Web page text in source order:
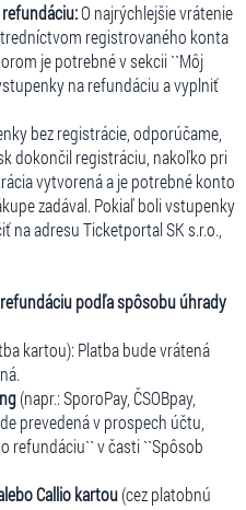
O najrýchlejšie vrátenie
registrovaného konta
je potrebné v sekcii ``Môj
na refundáciu a vyplniť
bez registrácie, odporúčame,
dokončil registráciu, nakoľko pri
vytvorená a je potrebné konto
zadával. Pokiaľ boli vstupenky
na adresu Ticketportal SK s.r.o.,
podľa spôsobu úhrady
kartou): Platba bude vrátená
(napr.: SporoPay, ČSOBpay,
prevedená v prospech účtu,
refundáciu`` v časti ``Spôsob
Callio kartou(cez platobnú